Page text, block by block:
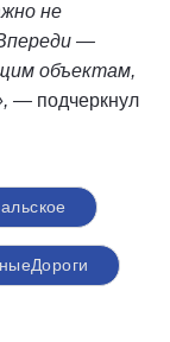
не
—
объектам,
— подчеркнул